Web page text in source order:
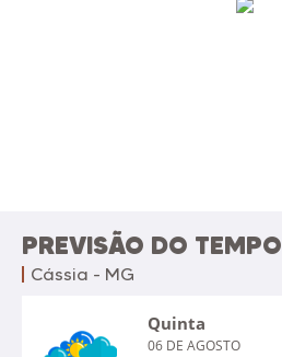
PREVISÃO DO TEMPO
Cássia - MG
Quinta
06 DE AGOSTO